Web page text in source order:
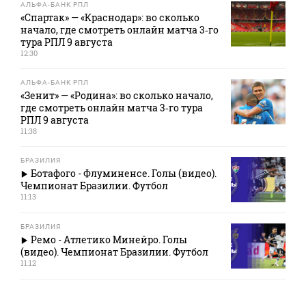
АЛЬФА-БАНК РПЛ
«Спартак» — «Краснодар»: во сколько
начало, где смотреть онлайн матча 3‑го
тура РПЛ 9 августа
12:30
АЛЬФА-БАНК РПЛ
«Зенит» — «Родина»: во сколько начало,
где смотреть онлайн матча 3‑го тура
РПЛ 9 августа
11:38
БРАЗИЛИЯ
Ботафого - Флуминенсе. Голы (видео).
Чемпионат Бразилии. Футбол
11:13
БРАЗИЛИЯ
Ремо - Атлетико Минейро. Голы
(видео). Чемпионат Бразилии. Футбол
11:12